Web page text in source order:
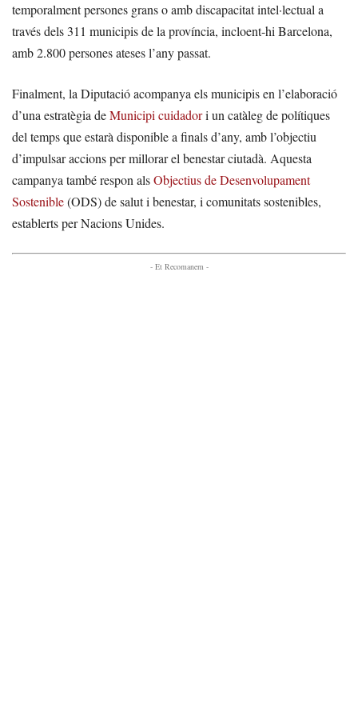
temporalment persones grans o amb discapacitat intel·lectual a
través dels 311 municipis de la província, incloent-hi Barcelona,
amb 2.800 persones ateses l’any passat.
Finalment, la Diputació acompanya els municipis en l’elaboració
d’una estratègia deMunicipi cuidadori un catàleg de polítiques
del temps que estarà disponible a finals d’any, amb l’objectiu
d’impulsar accions per millorar el benestar ciutadà. Aquesta
campanya també respon alsObjectius de Desenvolupament
Sostenible(ODS) de salut i benestar, i comunitats sostenibles,
establerts per Nacions Unides.
- Et Recomanem -